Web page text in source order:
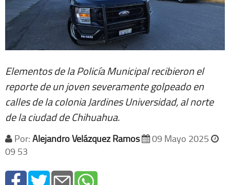
Elementos de la Policía Municipal recibieron el
reporte de un joven severamente golpeado en
calles de la colonia Jardines Universidad, al norte
de la ciudad de Chihuahua.
Por: Alejandro Velázquez Ramos
09 Mayo 2025
09 53